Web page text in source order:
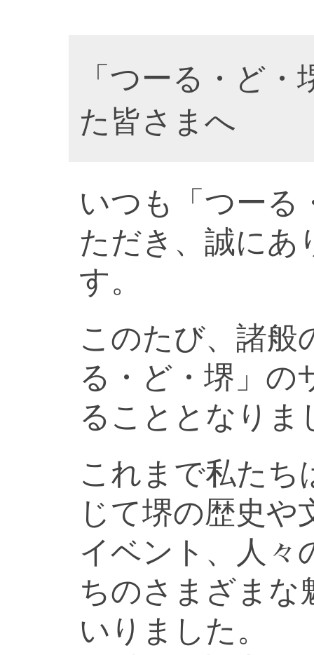
「つーる・ど
た皆さまへ
いつも「つーる
ただき、誠にあ
す。
このたび、諸般
る・ど・堺」の
ることとなりま
これまで私たち
じて堺の歴史や
イベント、人々
ちのさまざまな
いりました。